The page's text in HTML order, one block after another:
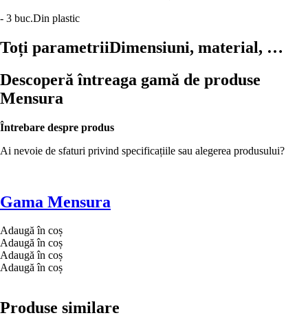
- 3 buc.Din plastic
Toți parametriiDimensiuni, material, …
Descoperă întreaga gamă de produse
Mensura
Întrebare despre produs
Ai nevoie de sfaturi privind specificațiile sau alegerea produsului?
Gama Mensura
Adaugă în coș
Adaugă în coș
Adaugă în coș
Adaugă în coș
Produse similare